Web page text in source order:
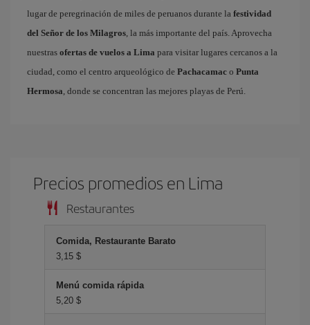
lugar de peregrinación de miles de peruanos durante la festividad
del Señor de los Milagros, la más importante del país. Aprovecha
nuestras ofertas de vuelos a Lima para visitar lugares cercanos a la
ciudad, como el centro arqueológico de Pachacamac o Punta
Hermosa, donde se concentran las mejores playas de Perú.
Precios promedios en Lima
Restaurantes
Comida, Restaurante Barato
3,15 $
Menú comida rápida
5,20 $